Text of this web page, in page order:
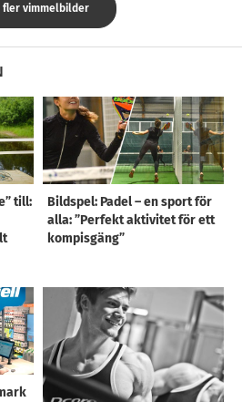
fler vimmelbilder
till:
Bildspel: Padel – en sport för
alla: ”Perfekt aktivitet för ett
kompisgäng”